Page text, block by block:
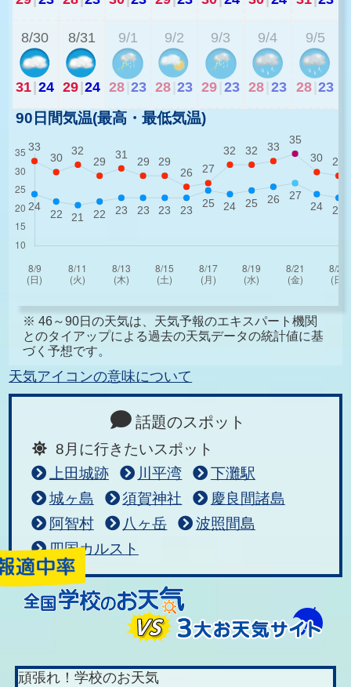
8/30
31|24
8/31
29|24
9/1
28 23
9/2
28 23
9/3
29 23
9/4
28 23
9/5
28 23
90日間気温(最高・最低気温)
※ 46～90日の天気は、天気予報のエキスパート機関
とのタイアップによる過去の天気データの統計値に基
づく予想です。
天気アイコンの意味について
話題のスポット
8月に行きたいスポット
上田城跡
川平湾
下灘駅
城ヶ島
須賀神社
慶良間諸島
阿智村
八ヶ岳
波照間島
四国カルスト
頑張れ！学校のお天気